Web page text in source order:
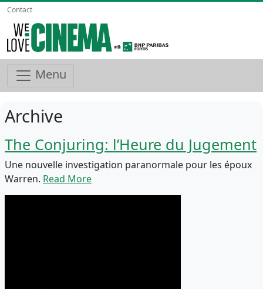
Contact
Menu
Archive
The Conjuring: l’Heure du Jugement
Une nouvelle investigation paranormale pour les époux
Warren. Read More